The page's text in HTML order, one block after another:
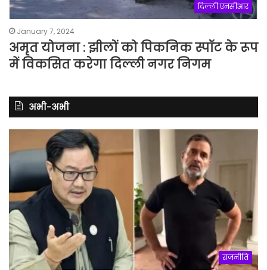
दिल्ली एनसीआर
January 7, 2024
अमृत योजना : झीलों को पिकनिक स्पॉट के रूप
में विकसित करेगा दिल्ली नगर निगम
अभी-अभी
राजनीति